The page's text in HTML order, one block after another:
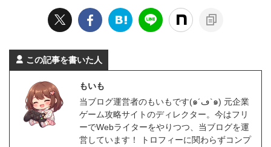
この記事を書いた人
もいも
当ブログ運営者のもいもです(๑´ڡ`๑) 元企業
ゲーム攻略サイトのディレクター。今はフリ
ーでWebライターをやりつつ、当ブログを運
営しています！ トロフィーに関わらずコンプ